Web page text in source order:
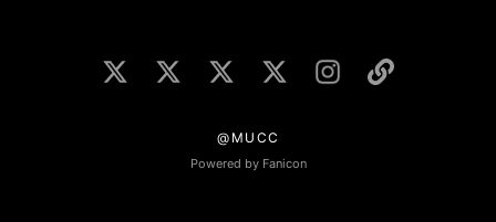
@MUCC
Powered by Fanicon